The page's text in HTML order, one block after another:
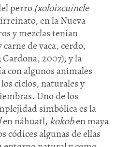
perro(xoloizcuincle
en la Nueva
y mezclas tenían
de vaca, cerdo,
2007), y la
con algunos animales
ciclos, naturales y
Uno de los
simbólica es la
en náhuatl,kokoben maya
códices algunas de ellas